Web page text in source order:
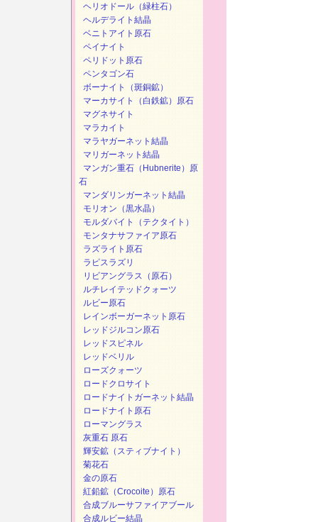
ヘリオドール（緑柱石）
ヘルデライト結晶
ベニトアイト原石
ペイナイト
ペリドット原石
ペンタゴン石
ボーナイト（斑銅鉱）
マーカサイト（白鉄鉱）原石
マグネサイト
マラカイト
マラヤガーネット結晶
マリガーネット結晶
マンガン重石（Hubnerite）原
石
マンダリンガーネット結晶
モリオン（黒水晶）
モルダバイト（テクタイト）
モンタナサファイア原石
ラズライト原石
ラピスラズリ
リビアングラス（原石）
ルチレイテッドクォーツ
ルビー原石
レインボーガーネット原石
レッドジルコン原石
レッドスピネル
レッドベリル
ローズクォーツ
ロードクロサイト
ロードナイトガーネット結晶
ロードナイト原石
ローマングラス
灰重石 原石
輝安鉱（スティブナイト）
菊花石
金の原石
紅鉛鉱（Crocoite）原石
合成ブルーサファイアブール
合成ルビー結晶